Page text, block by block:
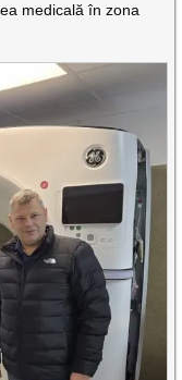
medicală în zona